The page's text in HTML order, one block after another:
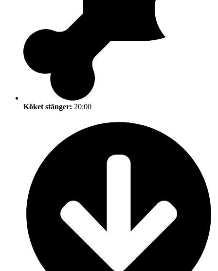
Köket stänger: 20:00